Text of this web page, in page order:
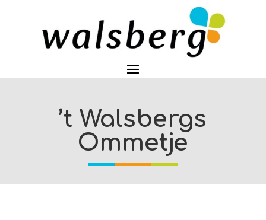
’t Walsbergs
Ommetje